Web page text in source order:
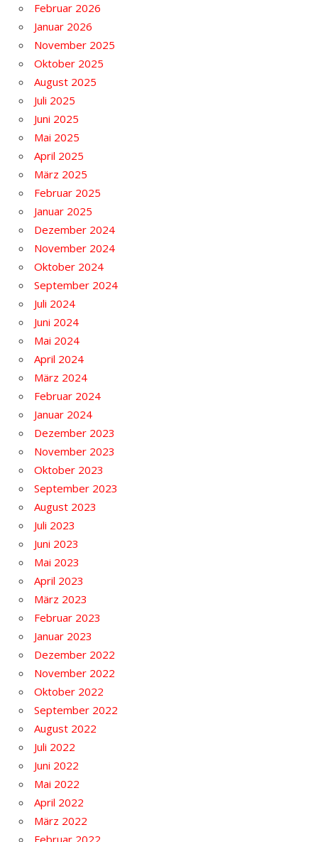
Februar 2026
Januar 2026
November 2025
Oktober 2025
August 2025
Juli 2025
Juni 2025
Mai 2025
April 2025
März 2025
Februar 2025
Januar 2025
Dezember 2024
November 2024
Oktober 2024
September 2024
Juli 2024
Juni 2024
Mai 2024
April 2024
März 2024
Februar 2024
Januar 2024
Dezember 2023
November 2023
Oktober 2023
September 2023
August 2023
Juli 2023
Juni 2023
Mai 2023
April 2023
März 2023
Februar 2023
Januar 2023
Dezember 2022
November 2022
Oktober 2022
September 2022
August 2022
Juli 2022
Juni 2022
Mai 2022
April 2022
März 2022